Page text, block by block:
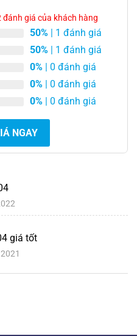
đánh giá của khách hàng
50% | 1 đánh giá
50% | 1 đánh giá
0% | 0 đánh giá
0% | 0 đánh giá
0% | 0 đánh giá
NGAY
giá tốt